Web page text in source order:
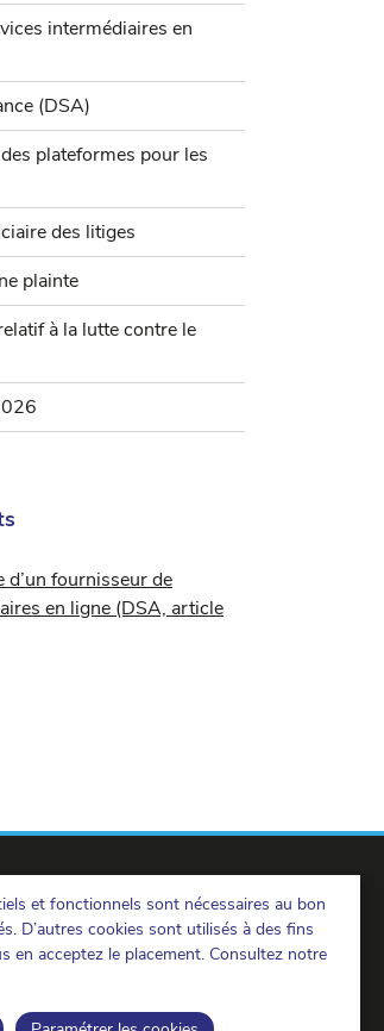
et fonctionnels sont nécessaires au bon
D’autres cookies sont utilisés à des fins
en acceptez le placement. Consultez notre
intermédiaires en
(DSA)
plateformes pour les
des litiges
plainte
à la lutte contre le
d’un fournisseur de
en ligne (DSA, article